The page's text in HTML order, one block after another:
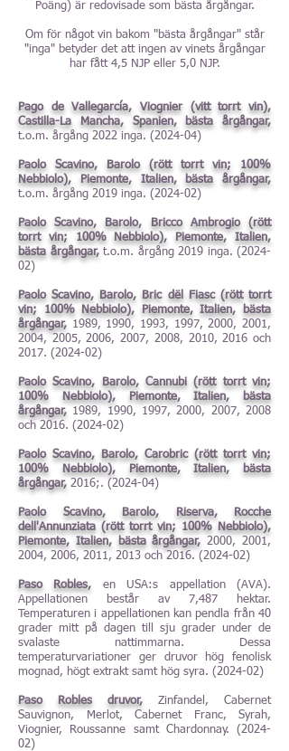
Poäng) är redovisade som bästa årgångar.
Om för något vin bakom "bästa årgångar" står
"inga" betyder det att ingen av vinets årgångar
har fått 4,5 NJP eller 5,0 NJP.
Pago de Vallegarcía, Viognier (vitt torrt vin),
Castilla-La Mancha, Spanien, bästa årgångar,
t.o.m. årgång 2022 inga. (2024-04)
Paolo Scavino, Barolo (rött torrt vin; 100%
Nebbiolo), Piemonte, Italien, bästa årgångar,
t.o.m. årgång 2019 inga. (2024-02)
Paolo Scavino, Barolo, Bricco Ambrogio (rött
torrt vin; 100% Nebbiolo), Piemonte, Italien,
bästa årgångar, t.o.m. årgång 2019 inga. (2024-
02)
Paolo Scavino, Barolo, Bric dël Fiasc (rött torrt
vin; 100% Nebbiolo), Piemonte, Italien, bästa
årgångar, 1989, 1990, 1993, 1997, 2000, 2001,
2004, 2005, 2006, 2007, 2008, 2010, 2016 och
2017. (2024-02)
Paolo Scavino, Barolo, Cannubi (rött torrt vin;
100% Nebbiolo), Piemonte, Italien, bästa
årgångar, 1989, 1990, 1997, 2000, 2007, 2008
och 2016. (2024-02)
Paolo Scavino, Barolo, Carobric (rött torrt vin;
100% Nebbiolo), Piemonte, Italien, bästa
årgångar, 2016;. (2024-04)
Paolo Scavino, Barolo, Riserva, Rocche
dell'Annunziata (rött torrt vin; 100% Nebbiolo),
Piemonte, Italien, bästa årgångar, 2000, 2001,
2004, 2006, 2011, 2013 och 2016. (2024-02)
Paso Robles, en USA:s appellation (AVA).
Appellationen består av 7,487 hektar.
Temperaturen i appellationen kan pendla från 40
grader mitt på dagen till sju grader under de
svalaste nattimmarna. Dessa
temperaturvariationer ger druvor hög fenolisk
mognad, högt extrakt samt hög syra. (2024-02)
Paso Robles druvor, Zinfandel, Cabernet
Sauvignon, Merlot, Cabernet Franc, Syrah,
Viognier, Roussanne samt Chardonnay. (2024-
02)